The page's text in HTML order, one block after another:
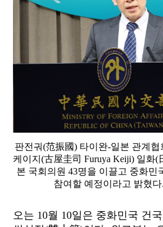
판전궈(范振國) 타이완-일본 관계
케이지(古屋圭司 Furuya Keiji) 일화(
본 국회의원 43명을 이끌고 중화민
참여할 예정이라고 밝혔
오는 10월 10일은 중화민국 건